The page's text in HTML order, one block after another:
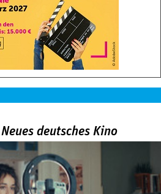
deutsches Kino